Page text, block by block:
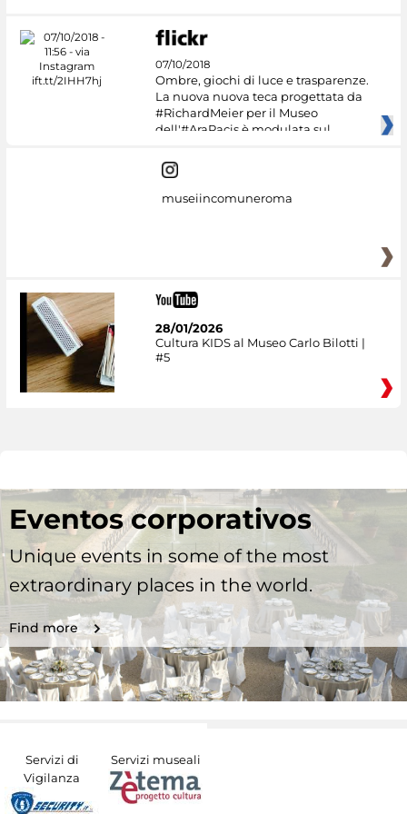
07/10/2018
Ombre, giochi di luce e trasparenze.
La nuova nuova teca progettata da
#RichardMeier per il Museo
dell'#AraPacis è modulata sul
museiincomuneroma
28/01/2026
Cultura KIDS al Museo Carlo Bilotti |
#5
Eventos corporativos
Unique events in some of the most
extraordinary places in the world.
Find more
Servizi di
Vigilanza
Servizi museali